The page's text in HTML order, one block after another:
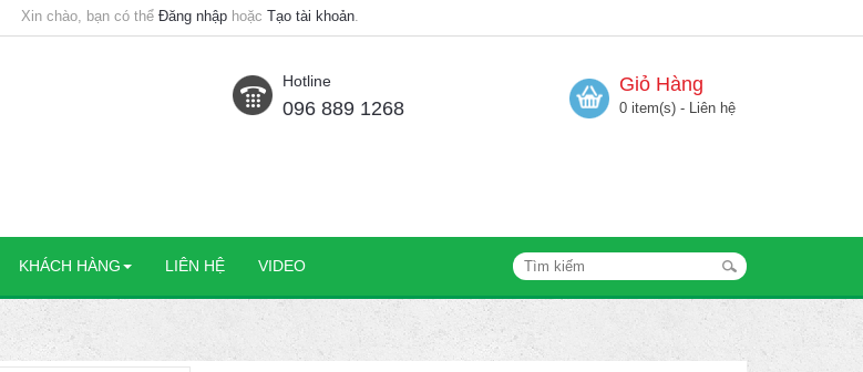
Xin chào, bạn có thể Đăng nhập hoặc Tạo tài khoản.
Hotline
096 889 1268
Giỏ Hàng
0 item(s) - Liên hệ
KHÁCH HÀNG LIÊN HỆ VIDEO